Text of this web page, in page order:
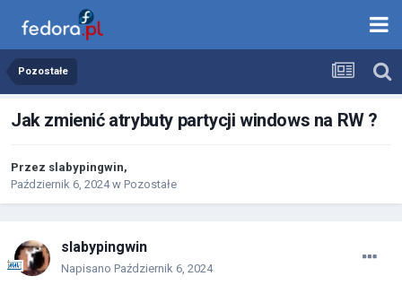
Pozostałe
Jak zmienić atrybuty partycji windows na RW ?
Przez slabypingwin,
Październik 6, 2024w Pozostałe
slabypingwin
Napisano Październik 6, 2024